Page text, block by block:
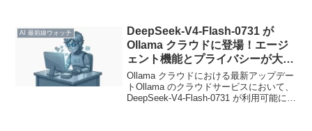
は、機械学習モデルの配布を想...
AI 最前線ウォッチ
DeepSeek-V4-Flash-0731 が
Ollama クラウドに登場！エージ
ェント機能とプライバシーが大幅
強化
Ollama クラウドにおける最新アップデー
トOllama のクラウドサービスにおいて、
DeepSeek-V4-Flash-0731 が利用可能にな